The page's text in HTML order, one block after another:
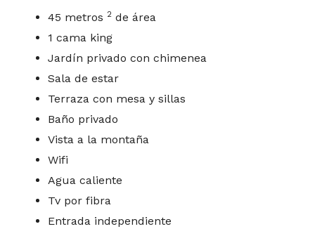
45 metros 2 de área
1 cama king
Jardín privado con chimenea
Sala de estar
Terraza con mesa y sillas
Baño privado
Vista a la montaña
Wifi
Agua caliente
Tv por fibra
Entrada independiente